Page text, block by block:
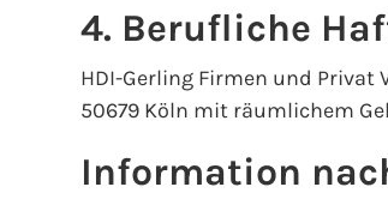
4. Berufliche
HDI-Gerling Firmen und Privat
50679 Köln mit räumlichem
Information